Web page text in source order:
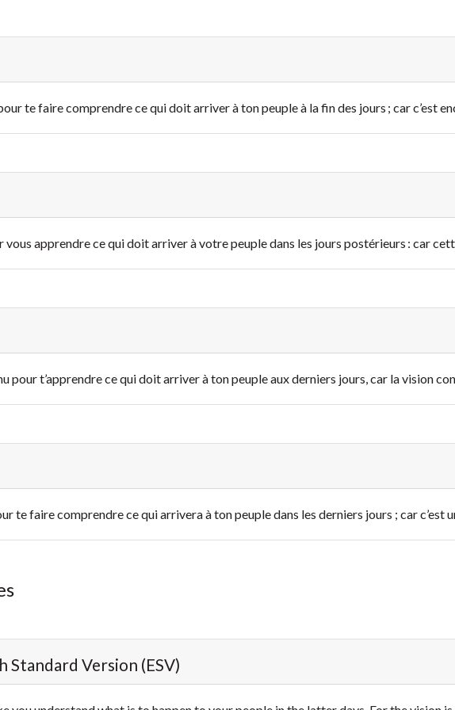
te faire comprendre ce qui doit arriver à ton peuple à la fin des jours ; car c’est
vous apprendre ce qui doit arriver à votre peuple dans les jours postérieurs : car
pour t’apprendre ce qui doit arriver à ton peuple aux derniers jours, car la vision
te faire comprendre ce qui arrivera à ton peuple dans les derniers jours ; car c’est
Standard Version (ESV)